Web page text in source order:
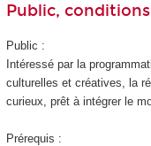
Public,
Public :
Intéressé par la
culturelles et créatives, la
curieux, prêt à intégrer le
Prérequis :